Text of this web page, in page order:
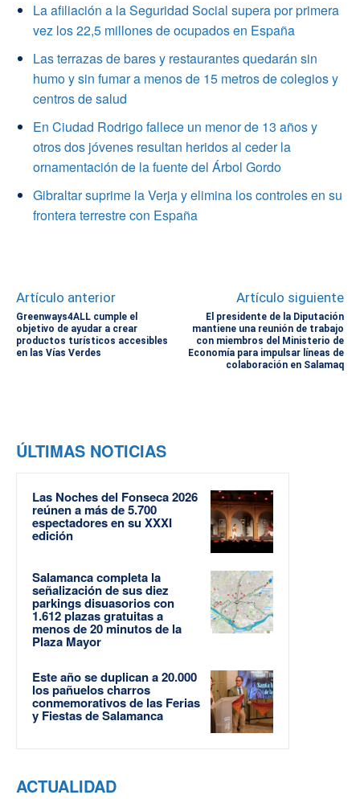
La afiliación a la Seguridad Social supera por primera
vez los 22,5 millones de ocupados en España
Las terrazas de bares y restaurantes quedarán sin
humo y sin fumar a menos de 15 metros de colegios y
centros de salud
En Ciudad Rodrigo fallece un menor de 13 años y
otros dos jóvenes resultan heridos al ceder la
ornamentación de la fuente del Árbol Gordo
Gibraltar suprime la Verja y elimina los controles en su
frontera terrestre con España
Artículo anterior
Greenways4ALL cumple el
objetivo de ayudar a crear
productos turísticos accesibles
en las Vías Verdes
Artículo siguiente
El presidente de la Diputación
mantiene una reunión de trabajo
con miembros del Ministerio de
Economía para impulsar líneas de
colaboración en Salamaq
ÚLTIMAS NOTICIAS
Las Noches del Fonseca 2026
reúnen a más de 5.700
espectadores en su XXXI
edición
Salamanca completa la
señalización de sus diez
parkings disuasorios con
1.612 plazas gratuitas a
menos de 20 minutos de la
Plaza Mayor
Este año se duplican a 20.000
los pañuelos charros
conmemorativos de las Ferias
y Fiestas de Salamanca
ACTUALIDAD